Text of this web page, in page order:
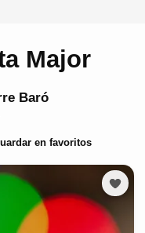
Major
Baró
en favoritos